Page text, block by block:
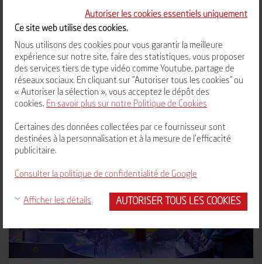
Autoriser les cookies essentiels uniquement
Ce site web utilise des cookies.
Nous utilisons des cookies pour vous garantir la meilleure
expérience sur notre site, faire des statistiques, vous proposer
des services tiers de type vidéo comme Youtube, partage de
réseaux sociaux. En cliquant sur "Autoriser tous les cookies" ou
« Autoriser la sélection », vous acceptez le dépôt des
cookies. En savoir plus sur notre Politique de Cookies
Certaines des données collectées par ce fournisseur sont
destinées à la personnalisation et à la mesure de l'efficacité
publicitaire.
Consulter la politique de confidentialité de Google
AUTORISER TOUS LES COOKIES
Afficher les détails
La Forêt des dragons
Cheminez à la rencontre des dragons et de leurs
légendes.